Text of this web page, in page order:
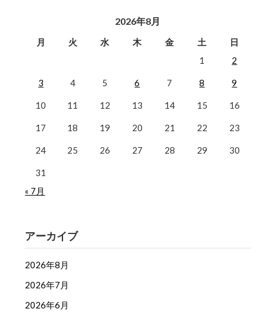
2026年8月
月 火 水 木 金 土
日
1
2
3 4 5 6 7 8 9
10 11 12 13 14 15 16
17 18 19 20 21 22 23
24 25 26 27 28 29 30
31
« 7月
アーカイブ
2026年8月
2026年7月
2026年6月